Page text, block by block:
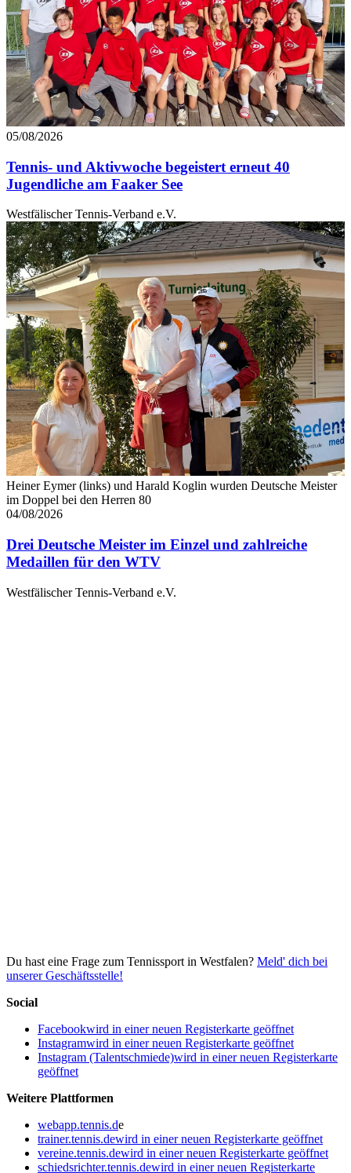
05/08/2026
Tennis- und Aktivwoche begeistert erneut 40
Jugendliche am Faaker See
Westfälischer Tennis-Verband e.V.
Heiner Eymer (links) und Harald Koglin wurden Deutsche Meister
im Doppel bei den Herren 80
04/08/2026
Drei Deutsche Meister im Einzel und zahlreiche
Medaillen für den WTV
Westfälischer Tennis-Verband e.V.
Du hast eine Frage zum Tennissport in Westfalen? Meld' dich bei
unserer Geschäftsstelle!
Social
Facebookwird in einer neuen Registerkarte geöffnet
Instagramwird in einer neuen Registerkarte geöffnet
Instagram (Talentschmiede)wird in einer neuen Registerkarte
geöffnet
Weitere Plattformen
webapp.tennis.de
trainer.tennis.dewird in einer neuen Registerkarte geöffnet
vereine.tennis.dewird in einer neuen Registerkarte geöffnet
schiedsrichter.tennis.dewird in einer neuen Registerkarte